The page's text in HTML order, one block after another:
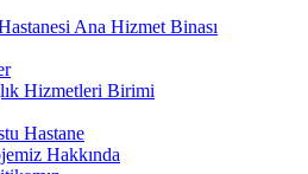
Ana Hizmet Binası
Hizmetleri Birimi
Hastane
Hakkında